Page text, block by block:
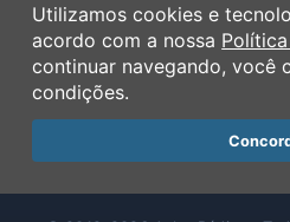
Termos de Uso
Política de Privacidade
Ferramentas
Contato
Utilizamos cookies e
acordo com a nossa
continuar navegando, você
condições.